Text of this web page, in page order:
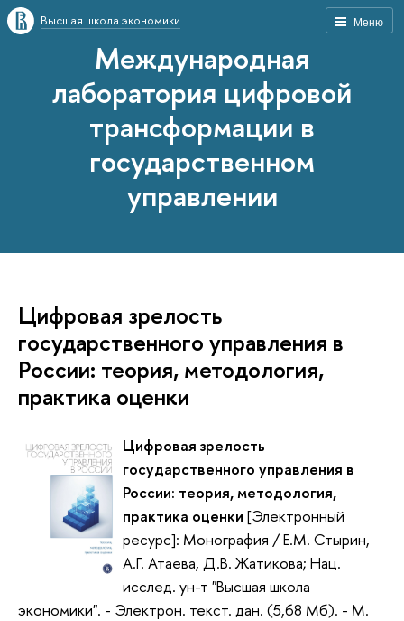
Меню
Высшая школа экономики
Международная
лаборатория цифровой
трансформации в
государственном
управлении
Цифровая зрелость
государственного управления в
России: теория, методология,
практика оценки
Цифровая зрелость
государственного управления в
России: теория, методология,
практика оценки [Электронный
ресурс]: Монография / Е.М. Стырин,
А.Г. Атаева, Д.В. Жатикова; Нац.
исслед. ун-т "Высшая школа
экономики". - Электрон. текст. дан. (5,68 Мб). - М.